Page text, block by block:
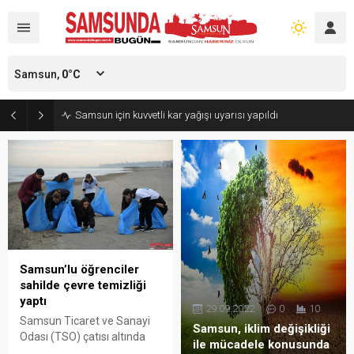
Samsun için kuvvetli kar yağışı uyarısı yapıldı
Samsun, 0°C
Samsun’lu öğrenciler
sahilde çevre temizliği
yaptı
Samsun Ticaret ve Sanayi
Odası (TSO) çatısı altında
Samsun, iklim değişikliği
ile mücadele konusunda
29.09.2022 0 10